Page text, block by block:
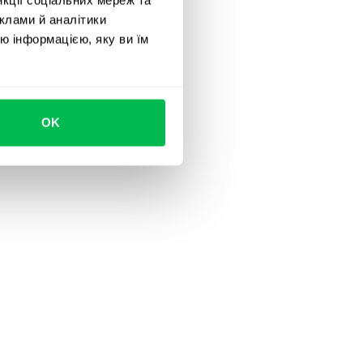
й аналітики
інформацією, яку ви їм
OK